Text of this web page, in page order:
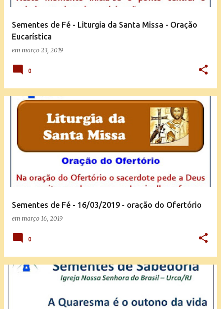
Sementes de Fé - Liturgia da Santa Missa - Oração
Eucarística
em março 23, 2019
0
Sementes de Fé - 16/03/2019 - oração do Ofertório
em março 16, 2019
0